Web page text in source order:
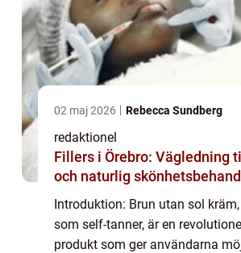
02 maj 2026 Rebecca Sundberg
redaktionel
Fillers i Örebro: Vägledning
och naturlig
Introduktion: Brun utan sol
som self-tanner, är en
produkt som ger användarna